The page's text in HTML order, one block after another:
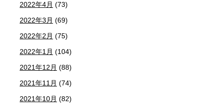
2022年4月 (73)
2022年3月 (69)
2022年2月 (75)
2022年1月 (104)
2021年12月 (88)
2021年11月 (74)
2021年10月 (82)